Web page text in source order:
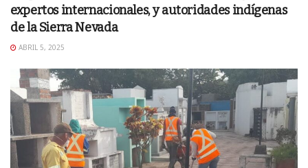
expertos internacionales, y autoridades indígenas
de la Sierra Nevada
ABRIL 5, 2025